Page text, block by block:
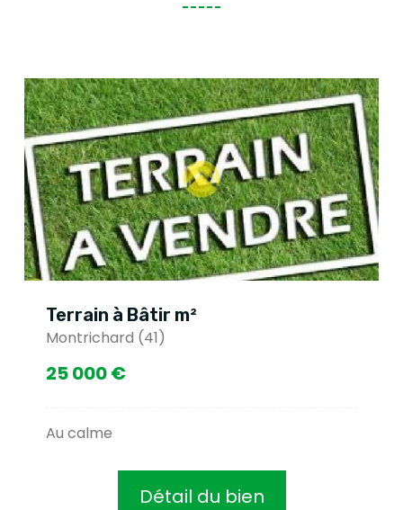
Terrain à Bâtir m²
Montrichard (41)
25 000 €
Au calme
Détail du bien